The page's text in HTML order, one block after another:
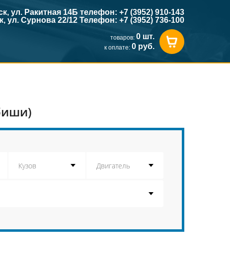
ул. Ракитная 14Б телефон: +7 (3952) 910-143
ул. Сурнова 22/12 Телефон: +7 (3952) 736-100
товаров: 0 шт.
к оплате: 0 руб.